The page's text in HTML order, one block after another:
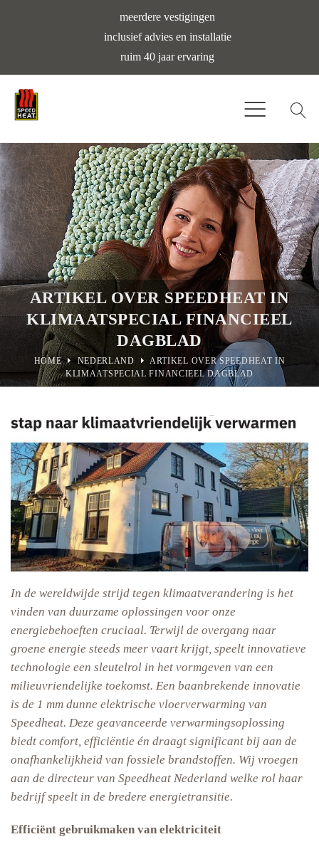
meerdere vestigingen
inclusief advies en installatie
ruim 40 jaar ervaring
ARTIKEL OVER SPEEDHEAT IN
KLIMAATSPECIAL FINANCIEEL
DAGBLAD
HOME NEDERLAND
ARTIKEL OVER SPEEDHEAT IN
KLIMAATSPECIAL FINANCIEEL DAGBLAD
In de wereldwijde strijd tegen klimaatverandering is het
vinden van duurzame oplossingen voor onze
energiebehoeften cruciaal. Terwijl de overgang naar
groene energie steeds meer vaart krijgt, speelt innovatieve
technologie een sleutelrol in het vormgeven van een
milieuvriendelijke toekomst. Een baanbrekende innovatie
is de 1 mm dunne elektrische vloerverwarming van
Speedheat. Deze geavanceerde verwarmingsoplossing
biedt comfort, efficiëntie én draagt significant bij aan de
onafhankelijkheid van fossiele brandstoffen. Wij vroegen
aan de directeur van Speedheat Nederland welke rol haar
bedrijf speelt in de bredere energietransitie.
Efficiënt gebruikmaken van elektriciteit